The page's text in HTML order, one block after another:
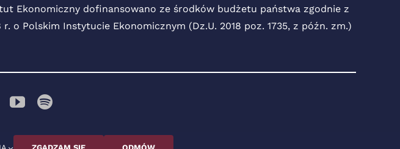
Ekonomiczny dofinansowano ze środków budżetu państwa zgodnie z
o Polskim Instytucie Ekonomicznym (Dz.U. 2018 poz. 1735, z późn. zm.)